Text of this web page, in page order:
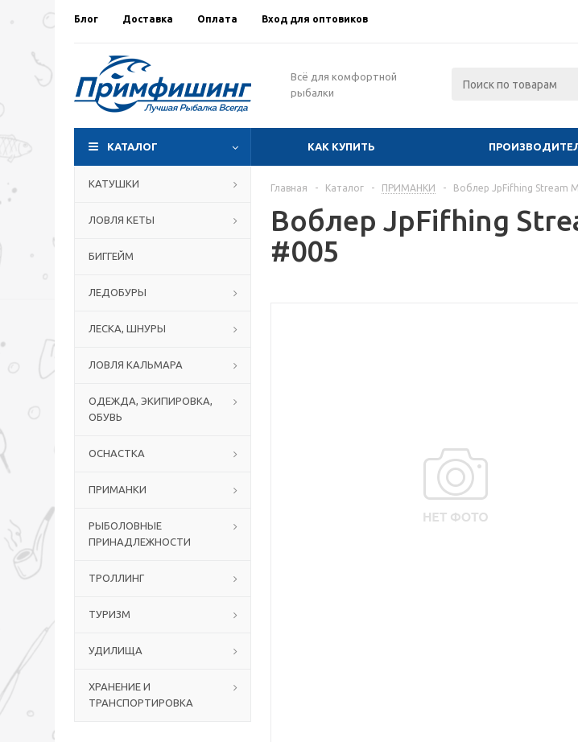
Блог Доставка Оплата Вход для оптовиков
Всё для комфортной
рыбалки
КАТАЛОГ КАК КУПИТЬ
КАТУШКИ
ЛОВЛЯ КЕТЫ
БИГГЕЙМ
ЛЕДОБУРЫ
ЛЕСКА, ШНУРЫ
ЛОВЛЯ КАЛЬМАРА
ОДЕЖДА, ЭКИПИРОВКА,
ОБУВЬ
ОСНАСТКА
ПРИМАНКИ
РЫБОЛОВНЫЕ
ПРИНАДЛЕЖНОСТИ
ТРОЛЛИНГ
ТУРИЗМ
УДИЛИЩА
ХРАНЕНИЕ И
ТРАНСПОРТИРОВКА
Главная - Каталог - ПРИМАНКИ - Воблер JpFifhing Stream
Воблер JpFifhing
#005